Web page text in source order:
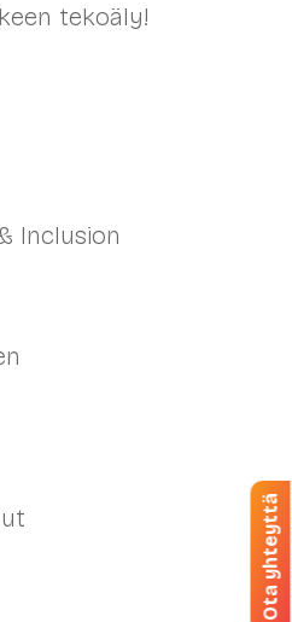
tekoäly!
Inclusion
Ota yhteyttä